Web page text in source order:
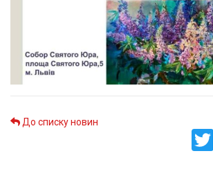
До списку новин